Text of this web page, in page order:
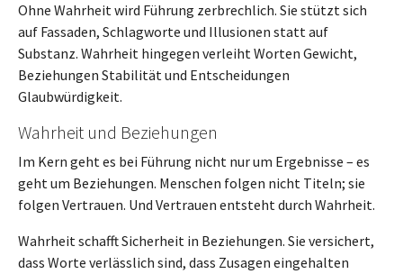
Ohne Wahrheit wird Führung zerbrechlich. Sie stützt sich
auf Fassaden, Schlagworte und Illusionen statt auf
Substanz. Wahrheit hingegen verleiht Worten Gewicht,
Beziehungen Stabilität und Entscheidungen
Glaubwürdigkeit.
Wahrheit und Beziehungen
Im Kern geht es bei Führung nicht nur um Ergebnisse – es
geht um Beziehungen. Menschen folgen nicht Titeln; sie
folgen Vertrauen. Und Vertrauen entsteht durch Wahrheit.
Wahrheit schafft Sicherheit in Beziehungen. Sie versichert,
dass Worte verlässlich sind, dass Zusagen eingehalten